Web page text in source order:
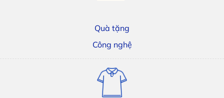
Quà tặng
Công nghệ